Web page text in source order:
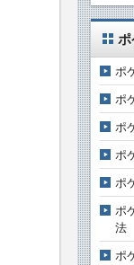
ポ
ポ
ポ
ポ
ポ
ポ
ポ
法
ポ